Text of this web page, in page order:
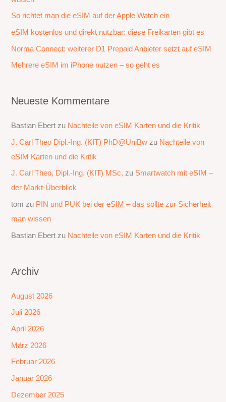
a
c
So richtet man die eSIM auf der Apple Watch ein
eSIM kostenlos und direkt nutzbar: diese Freikarten gibt es
Norma Connect: weiterer D1 Prepaid Anbieter setzt auf eSIM
Mehrere eSIM im iPhone nutzen – so geht es
Neueste Kommentare
Bastian Ebert zu Nachteile von eSIM Karten und die Kritik
J. Carl Theo Dipl.-Ing. (KIT) PhD@UniBw zu Nachteile von
eSIM Karten und die Kritik
J. Carl Theo, Dipl.-Ing. (KIT) MSc, zu Smartwatch mit eSIM –
der Markt-Überblick
tom zu PIN und PUK bei der eSIM – das sollte zur Sicherheit
man wissen
Bastian Ebert zu Nachteile von eSIM Karten und die Kritik
Archiv
August 2026
Juli 2026
April 2026
März 2026
Februar 2026
Januar 2026
Dezember 2025